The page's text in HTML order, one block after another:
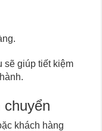
sẽ giúp tiết kiệm
khách hàng